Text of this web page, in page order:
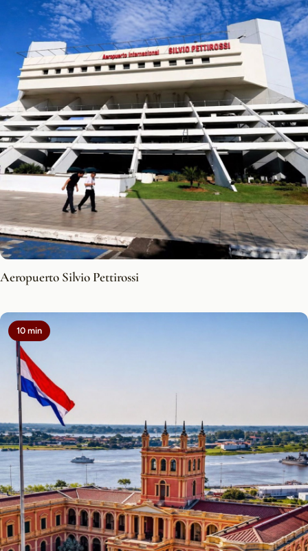
Aeropuerto Silvio Pettirossi
10 min